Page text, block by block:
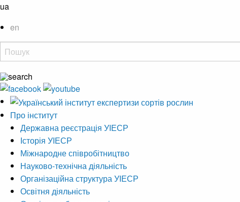
ua
en
Про інститут
Державна реєстрація УІЕСР
Історія УІЕСР
Міжнародне співробітництво
Науково-технічна діяльність
Організаційна структура УІЕСР
Освітня діяльність